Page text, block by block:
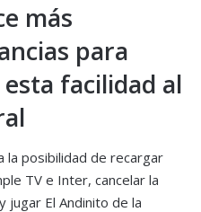
más
para
facilidad al
la posibilidad de recargar
TV e Inter, cancelar la
jugar El Andinito de la